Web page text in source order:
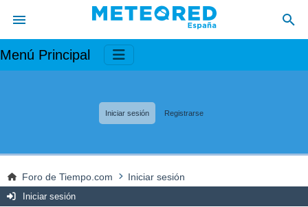
Menú Principal
Iniciar sesión Registrarse
Foro de Tiempo.com Iniciar sesión
Iniciar sesión